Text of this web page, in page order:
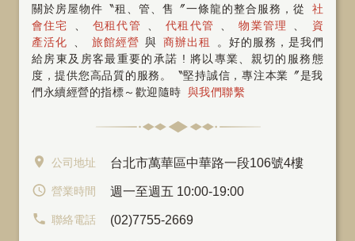
關於房屋物件〝租、管、售〞一條龍的整合服務，從
社
會住宅
、 包租代管 、 代租代管 、 物業管理 、
資
產活化
、 旅館經營 與 商辦出租
。好的服務，是我們
給房東及房客最重要的承諾 ! 將以專業、親切的服務態
度，提供您高品質的服務。〝堅持誠信，專注本業〞是我
們永續經營的指標～歡迎隨時 與我們聯繫
公司地址 台北市萬華區中華路一段106號4樓
營業時間 週一至週五 10:00-19:00
聯絡電話 (02)7755-2669